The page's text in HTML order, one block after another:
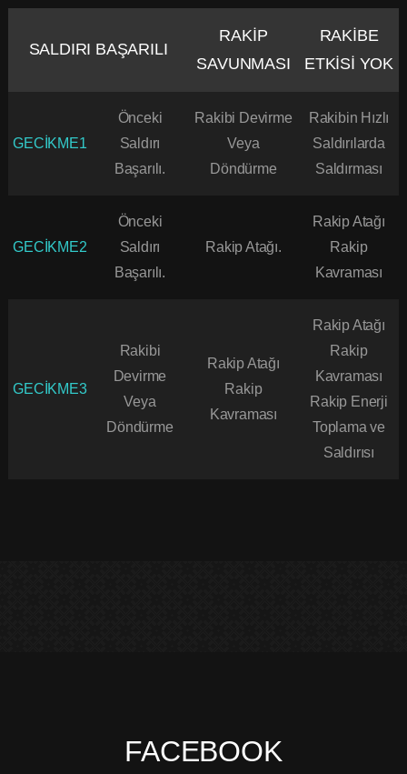
SALDIRI BAŞARILI
RAKİP
SAVUNMASI
RAKİBE
ETKİSİ YOK
GECİKME1
Önceki
Saldırı
Başarılı.
Rakibi Devirme
Veya
Döndürme
Rakibin Hızlı
Saldırılarda
Saldırması
GECİKME2
Önceki
Saldırı
Başarılı.
Rakip Atağı.
Rakip Atağı
Rakip
Kavraması
GECİKME3
Rakibi
Devirme
Veya
Döndürme
Rakip Atağı
Rakip
Kavraması
Rakip Atağı
Rakip
Kavraması
Rakip Enerji
Toplama ve
Saldırısı
FACEBOOK